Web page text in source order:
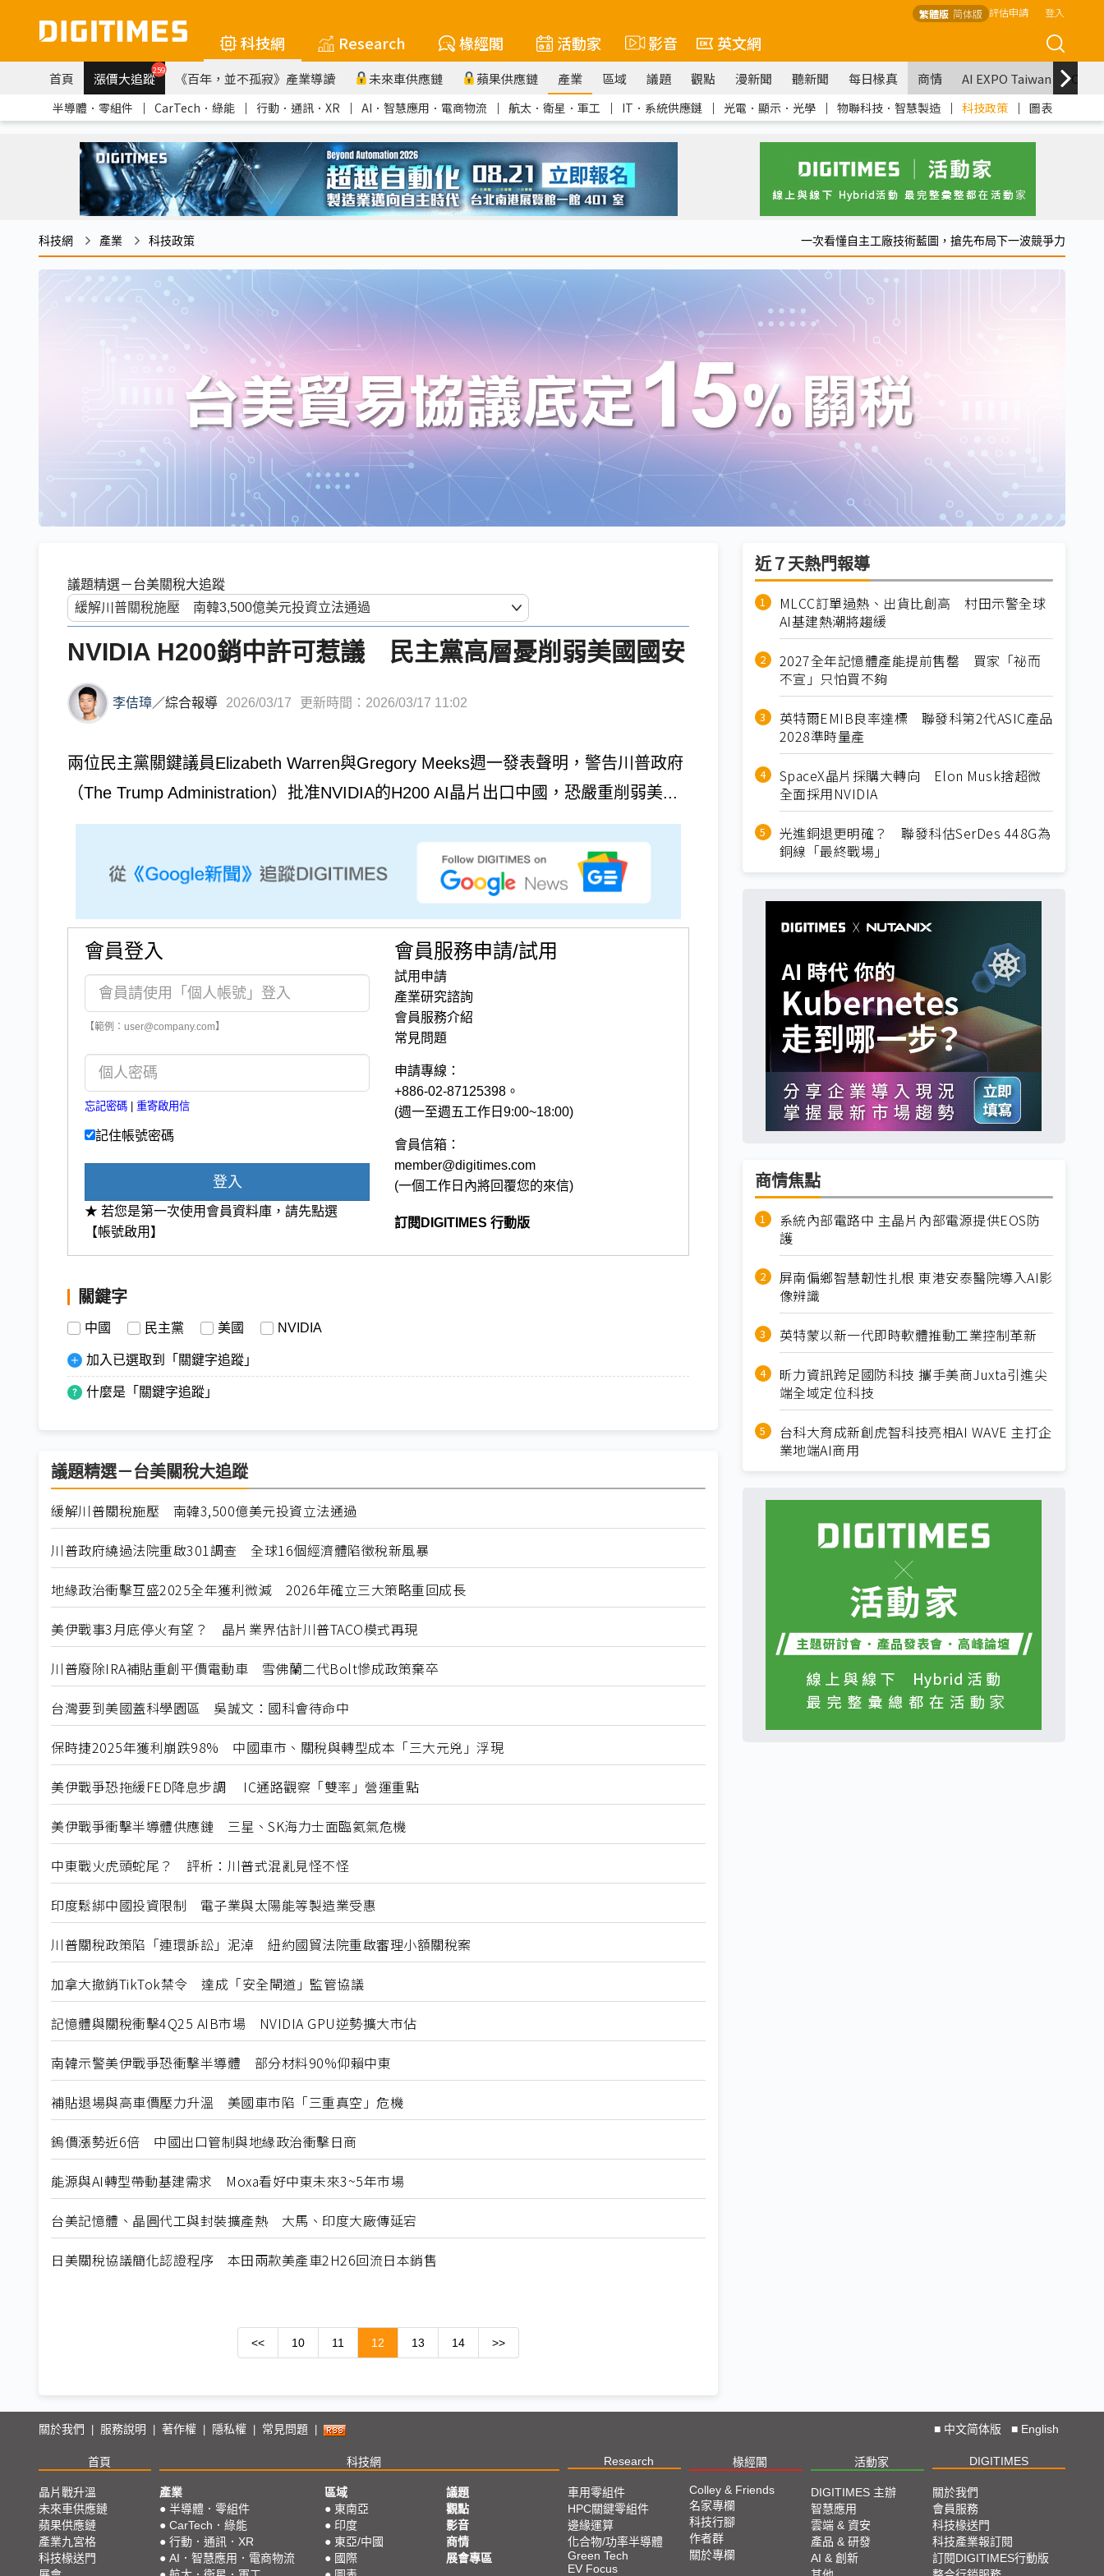
繁體版 简体版 評估申請 登入
科技網 Research 椽經閣 活動家 影音 英文網
首頁 漲價大追蹤259 《百年，並不孤寂》產業導讀 未來車供應鏈 蘋果供應鏈 產業 區域 議題 觀點 漫新聞 聽新聞 每日椽真 商情 AI EXPO Taiwan
半導體．零組件 ｜ CarTech．綠能 ｜ 行動．通訊．XR ｜ AI．智慧應用．電商物流 ｜ 航太．衛星．軍工 ｜ IT．系統供應鏈 ｜ 光電．顯示．光學 ｜ 物聯科技．智慧製造 ｜ 科技政策 ｜ 圖表
科技網 產業 科技政策 一次看懂自主工廠技術藍圖，搶先布局下一波競爭力
議題精選－台美關稅大追蹤
NVIDIA H200銷中許可惹議 民主黨高層憂削弱美國國安
李佶璋／綜合報導 2026/03/17 更新時間：2026/03/17 11:02
兩位民主黨關鍵議員Elizabeth Warren與Gregory Meeks週一發表聲明，警告川普政府
（The Trump Administration）批准NVIDIA的H200 AI晶片出口中國，恐嚴重削弱美...
會員登入
【範例：user@company.com】
忘記密碼 重寄啟用信
記住帳號密碼
登入
★ 若您是第一次使用會員資料庫，請先點選
【帳號啟用】
會員服務申請/試用
試用申請
產業研究諮詢
會員服務介紹
常見問題
申請專線：
+886-02-87125398。
(週一至週五工作日9:00~18:00)
會員信箱：
member@digitimes.com
(一個工作日內將回覆您的來信)
訂閱DIGITIMES 行動版
關鍵字
中國 民主黨 美國 NVIDIA
加入已選取到「關鍵字追蹤」
什麼是「關鍵字追蹤」
議題精選－台美關稅大追蹤
緩解川普關稅施壓 南韓3,500億美元投資立法通過
川普政府繞過法院重啟301調查 全球16個經濟體陷徵稅新風暴
地緣政治衝擊互盛2025全年獲利微減 2026年確立三大策略重回成長
美伊戰事3月底停火有望？ 晶片業界估計川普TACO模式再現
川普廢除IRA補貼重創平價電動車 雪佛蘭二代Bolt慘成政策棄卒
台灣要到美國蓋科學園區 吳誠文：國科會待命中
保時捷2025年獲利崩跌98% 中國車市、關稅與轉型成本「三大元兇」浮現
美伊戰爭恐拖緩FED降息步調 IC通路觀察「雙率」營運重點
美伊戰爭衝擊半導體供應鏈 三星、SK海力士面臨氦氣危機
中東戰火虎頭蛇尾？ 評析：川普式混亂見怪不怪
印度鬆綁中國投資限制 電子業與太陽能等製造業受惠
川普關稅政策陷「連環訴訟」泥淖 紐約國貿法院重啟審理小額關稅案
加拿大撤銷TikTok禁令 達成「安全閘道」監管協議
記憶體與關稅衝擊4Q25 AIB市場 NVIDIA GPU逆勢擴大市佔
南韓示警美伊戰爭恐衝擊半導體 部分材料90%仰賴中東
補貼退場與高車價壓力升溫 美國車市陷「三重真空」危機
鎢價漲勢近6倍 中國出口管制與地緣政治衝擊日商
能源與AI轉型帶動基建需求 Moxa看好中東未來3~5年市場
台美記憶體、晶圓代工與封裝擴產熱 大馬、印度大廠傳延宕
日美關稅協議簡化認證程序 本田兩款美產車2H26回流日本銷售
<< 10 11 12 13 14 >>
近７天熱門報導
MLCC訂單過熱、出貨比創高 村田示警全球
AI基建熱潮將趨緩
2027全年記憶體產能提前售罄 買家「祕而
不宣」只怕買不夠
英特爾EMIB良率達標 聯發科第2代ASIC產品
2028準時量產
SpaceX晶片採購大轉向 Elon Musk捨超微
全面採用NVIDIA
光進銅退更明確？ 聯發科估SerDes 448G為
銅線「最終戰場」
商情焦點
系統內部電路中 主晶片內部電源提供EOS防
護
屏南偏鄉智慧韌性扎根 東港安泰醫院導入AI影
像辨識
英特蒙以新一代即時軟體推動工業控制革新
昕力資訊跨足國防科技 攜手美商Juxta引進尖
端全域定位科技
台科大育成新創虎智科技亮相AI WAVE 主打企
業地端AI商用
關於我們 服務說明 著作權 隱私權 常見問題 ■ 中文简体版 ■ English
首頁 科技網 Research 椽經閣 活動家 DIGITIMES
晶片戰升溫
未來車供應鏈
蘋果供應鏈
產業九宮格
科技椽送門
產業
● 半導體．零組件
● CarTech．綠能
● 行動．通訊．XR
● AI．智慧應用．電商物流
區域
● 東南亞
● 印度
● 東亞/中國
● 國際
議題
觀點
影音
商情
展會專區
車用零組件
HPC關鍵零組件
邊緣運算
化合物/功率半導體
Green Tech
EV Focus
Colley & Friends
名家專欄
科技行腳
作者群
關於專欄
DIGITIMES 主辦
智慧應用
雲端 & 資安
產品 & 研發
AI & 創新
關於我們
會員服務
科技椽送門
科技產業報訂閱
訂閱DIGITIMES行動版